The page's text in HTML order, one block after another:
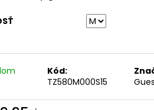
Kód:
TZ580M000S15